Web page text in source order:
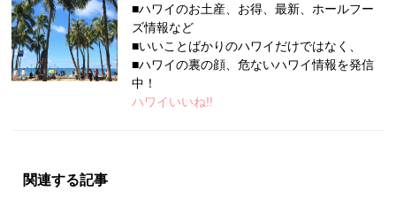
■ハワイのお土産、お得、最新、ホールフー
ズ情報など
■いいことばかりのハワイだけではなく、
■ハワイの裏の顔、危ないハワイ情報を発信
中！
ハワイいいね!!
関連する記事